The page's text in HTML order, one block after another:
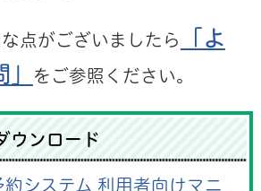
点がございましたら
「よ
をご参照ください。
ウンロード
約システム 利用者向けマニ